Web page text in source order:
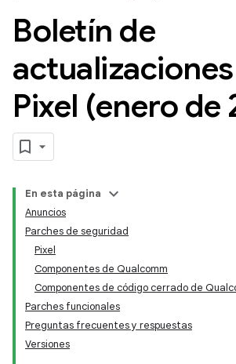
Boletín de
Pixel (enero de
En esta página
Anuncios
Parches de seguridad
Pixel
Componentes de Qualcomm
Componentes de código cerrado de
Parches funcionales
Preguntas frecuentes y respuestas
Versiones